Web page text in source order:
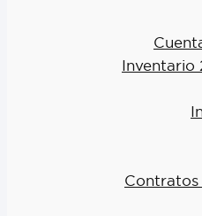
Inventario
Contratos